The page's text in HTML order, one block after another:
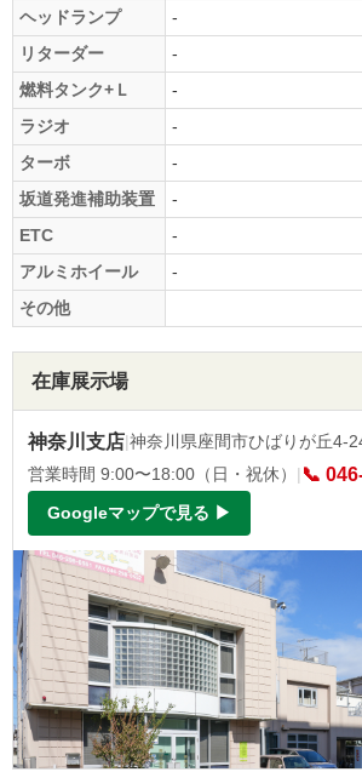
ヘッドランプ
-
リターダー
-
燃料タンク+Ｌ
-
ラジオ
-
ターボ
-
坂道発進補助装置
-
ETC
-
アルミホイール
-
その他
在庫展示場
神奈川支店|神奈川県座間市ひばりが丘4-
営業時間 9:00〜18:00（日・祝休） | 📞
Googleマップで見る ▶